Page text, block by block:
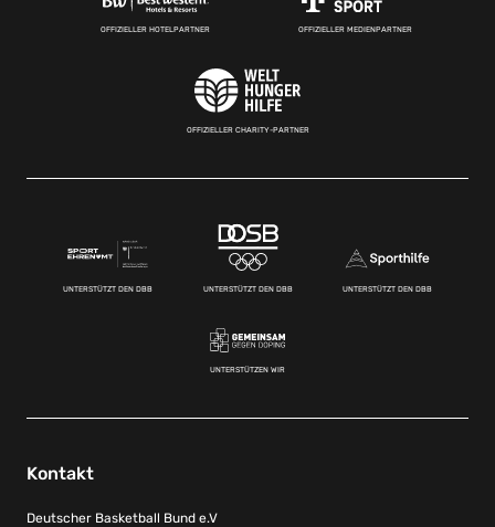
OFFIZIELLER HOTELPARTNER OFFIZIELLER MEDIENPARTNER
OFFIZIELLER CHARITY-PARTNER
UNTERSTÜTZT DEN DBB UNTERSTÜTZT DEN DBB UNTERSTÜTZT DEN DBB
UNTERSTÜTZEN WIR
Kontakt
Deutscher Basketball Bund e.V